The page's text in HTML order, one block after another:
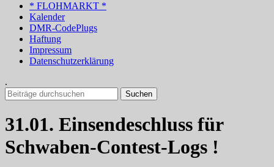
* FLOHMARKT *
Kalender
DMR-CodePlugs
Haftung
Impressum
Datenschutzerklärung
.
Suchen
nach:
31.01. Einsendeschluss für
Schwaben-Contest-Logs !